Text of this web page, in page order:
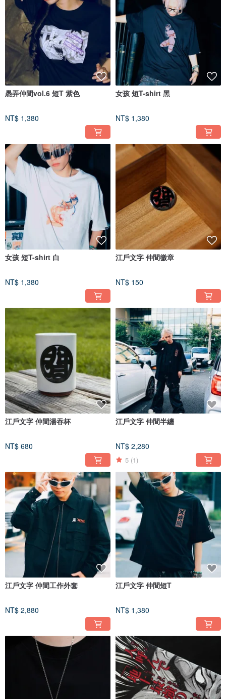
愚弄仲間vol.6 短T 紫色
NT$ 1,380
女孩 短T-shirt 黑
NT$ 1,380
女孩 短T-shirt 白
NT$ 1,380
江戶文字 仲間徽章
NT$ 150
江戶文字 仲間湯吞杯
NT$ 680
江戶文字 仲間半纏
NT$ 2,280
5 (1)
江戶文字 仲間工作外套
NT$ 2,880
江戶文字 仲間短T
NT$ 1,380